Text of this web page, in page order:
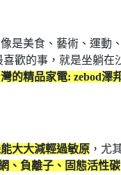
是美食、藝術、運動
歡的事，就是坐躺
的精品家電: zebod澤
大大減輕過敏原 ，尤
、負離子、固態活性碳